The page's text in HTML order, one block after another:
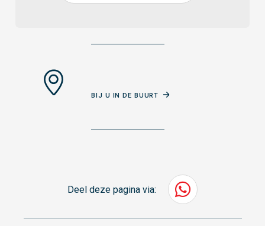
BIJ U IN DE BUURT
Deel deze pagina via: